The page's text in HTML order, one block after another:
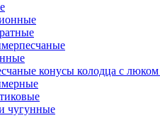
конусы колодца с люком
чугунные